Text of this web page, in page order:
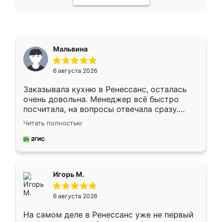
Мальвина
6 августа 2026
Заказывала кухню в Ренессанс, осталась
очень довольна. Менеджер всё быстро
посчитала, на вопросы отвечала сразу.
Замерщик приехал в субботу, подошёл к
делу со всей ответственностью. Собрали
за день, ребята работали аккуратно, даже
Читать полностью
Игорь М.
6 августа 2026
На самом деле в Ренессанс уже не первый